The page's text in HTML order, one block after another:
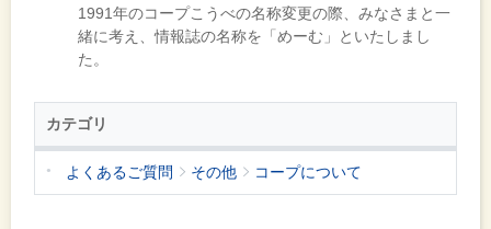
1991年のコープこうべの名称変更の際、みなさまと一
緒に考え、情報誌の名称を「めーむ」といたしまし
た。
カテゴリ
よくあるご質問 その他 コープについて